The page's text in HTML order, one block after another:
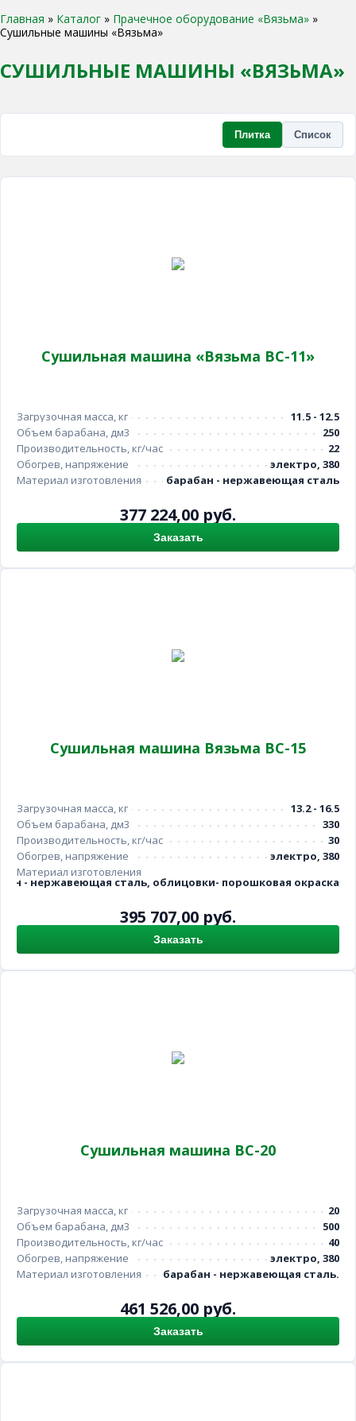
Главная » Каталог » Прачечное оборудование «Вязьма» »
Сушильные машины «Вязьма»
СУШИЛЬНЫЕ МАШИНЫ «ВЯЗЬМА»
Плитка Список
Сушильная машина «Вязьма ВС-11»
Загрузочная масса, кг
11.5 - 12.5
Объем барабана, дм3
250
Производительность, кг/час
22
Обогрев, напряжение
электро, 380
Материал изготовления
барабан - нержавеющая сталь
377 224,00 руб.
Заказать
Сушильная машина Вязьма ВС-15
Загрузочная масса, кг
13.2 - 16.5
Объем барабана, дм3
330
Производительность, кг/час
30
Обогрев, напряжение
электро, 380
Материал изготовления
- нержавеющая сталь, облицовки- порошковая окраска
395 707,00 руб.
Заказать
Сушильная машина ВС-20
Загрузочная масса, кг
20
Объем барабана, дм3
500
Производительность, кг/час
40
Обогрев, напряжение
электро, 380
Материал изготовления
барабан - нержавеющая сталь.
461 526,00 руб.
Заказать